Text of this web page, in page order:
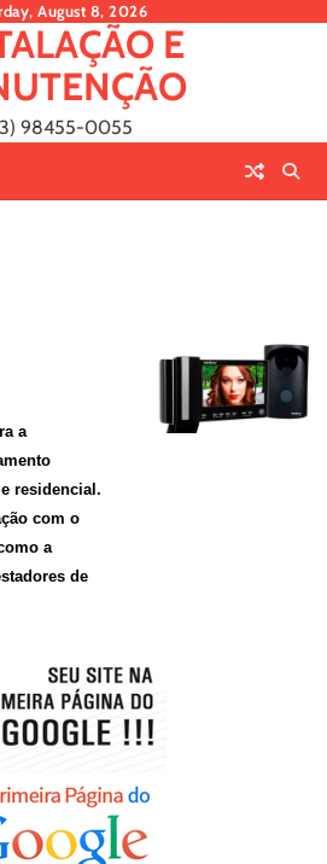
August 8, 2026
E
98455-0055
a
residencial.
com o
a
de